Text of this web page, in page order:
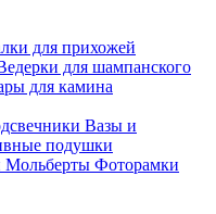
для прихожей
для шампанского
для камина
Вазы и
подушки
Мольберты Фоторамки